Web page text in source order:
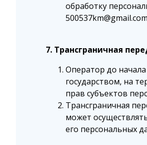
обработку
7. Трансграничная
Оператор до
государством, на
прав субъектов
Трансграничная
может
его персональных